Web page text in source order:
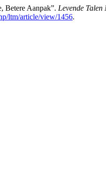
Betere Aanpak”. Levende Talen
ltm/article/view/1456.